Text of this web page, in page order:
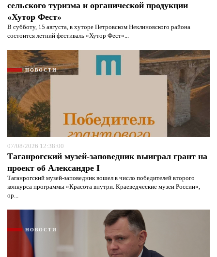
сельского туризма и органической продукции
«Хутор Фест»
В субботу, 15 августа, в хуторе Петровском Неклиновского района
состоится летний фестиваль «Хутор Фест»...
НОВОСТИ
07/08/2026 12:38:00
Таганрогский музей-заповедник выиграл грант на
проект об Александре I
Таганрогский музей-заповедник вошел в число победителей второго
конкурса программы «Красота внутри. Краеведческие музеи России»,
ор...
НОВОСТИ